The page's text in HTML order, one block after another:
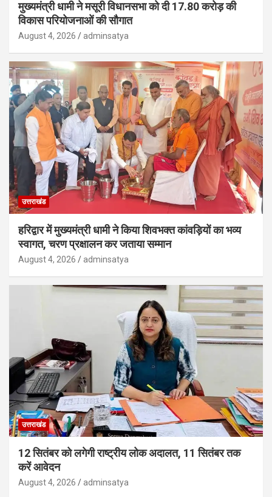
मुख्यमंत्री धामी ने मसूरी विधानसभा को दी 17.80 करोड़ की
विकास परियोजनाओं की सौगात
August 4, 2026 adminsatya
उत्तराखंड
हरिद्वार में मुख्यमंत्री धामी ने किया शिवभक्त कांवड़ियों का भव्य
स्वागत, चरण प्रक्षालन कर जताया सम्मान
August 4, 2026 adminsatya
उत्तराखंड
12 सितंबर को लगेगी राष्ट्रीय लोक अदालत, 11 सितंबर तक
करें आवेदन
August 4, 2026 adminsatya